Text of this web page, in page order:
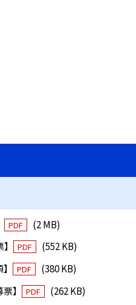
PDF
(2 MB)
PDF
(552 KB)
PDF
(380 KB)
】
PDF
(262 KB)